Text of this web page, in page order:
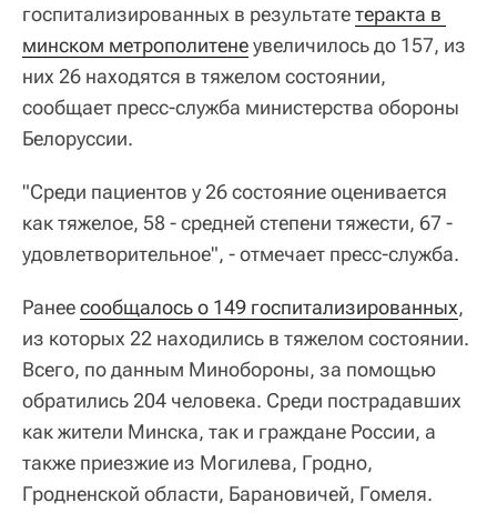
госпитализированных в результатетеракта в
минском метрополитенеувеличилось до 157, из
них 26 находятся в тяжелом состоянии,
сообщает пресс-служба министерства обороны
Белоруссии.
"Среди пациентов у 26 состояние оценивается
как тяжелое, 58 - средней степени тяжести, 67 -
удовлетворительное", - отмечает пресс-служба.
Ранеесообщалось о 149 госпитализированных,
из которых 22 находились в тяжелом состоянии.
Всего, по данным Минобороны, за помощью
обратились 204 человека. Среди пострадавших
как жители Минска, так и граждане России, а
также приезжие из Могилева, Гродно,
Гродненской области, Барановичей, Гомеля.